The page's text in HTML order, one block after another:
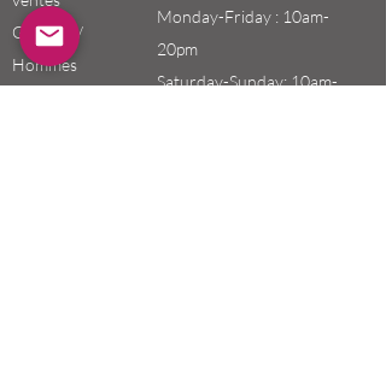
Garçons /
Hommes
Monday-Friday : 10am-
20pm
Saturday-Sunday: 10am-